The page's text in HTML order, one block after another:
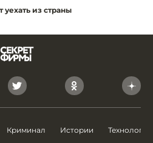
уехать из страны
Криминал Истории Технологии